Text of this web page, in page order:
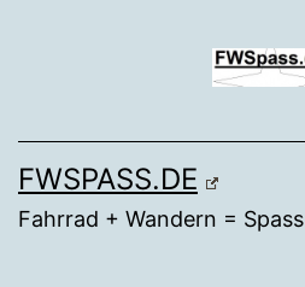
FWSPASS.DE
Fahrrad + Wandern = Spass